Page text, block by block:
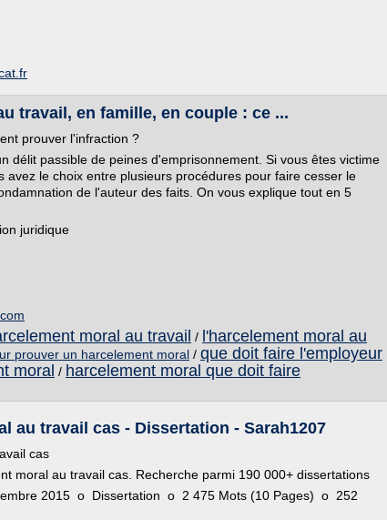
travail, en famille, en couple : ce ...
prouver l'infraction ?
délit passible de peines d'emprisonnement. Si vous êtes victime
avez le choix entre plusieurs procédures pour faire cesser le
de l'auteur des faits. On vous explique tout en 5
juridique
moral au travail / l'harcelement moral au
prouver un harcelement moral / que doit faire l'employeur
moral / harcelement moral que doit faire
au travail cas - Dissertation - Sarah1207
cas
moral au travail cas. Recherche parmi 190 000+ dissertations
2015 o Dissertation o 2 475 Mots (10 Pages) o 252